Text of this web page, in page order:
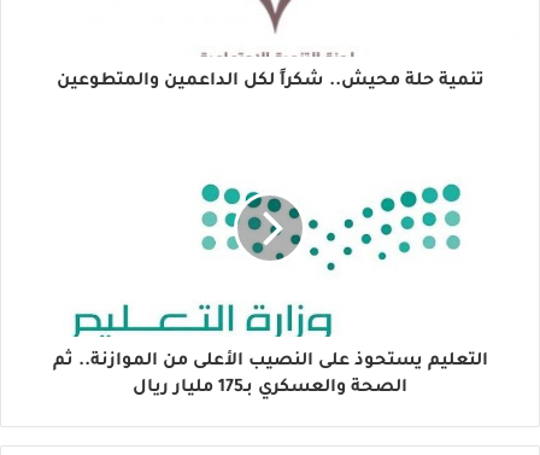
تنمية حلة محيش.. شكراً لكل الداعمين والمتطوعين
التعليم يستحوذ على النصيب الأعلى من الموازنة.. ثم
الصحة والعسكري بـ175 مليار ريال